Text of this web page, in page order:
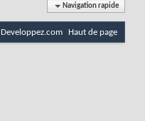
Navigation rapide
Developpez.com Haut de page